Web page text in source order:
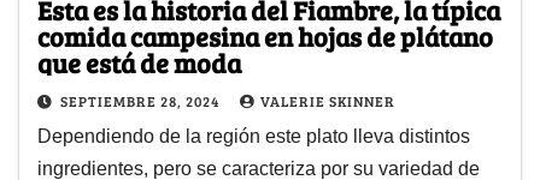
Esta es la historia del Fiambre, la típica
comida campesina en hojas de plátano
que está de moda
SEPTIEMBRE 28, 2024 VALERIE SKINNER
Dependiendo de la región este plato lleva distintos
ingredientes, pero se caracteriza por su variedad de